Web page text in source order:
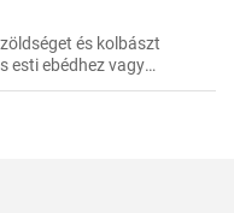
és kolbászt
esti ebédhez vagy